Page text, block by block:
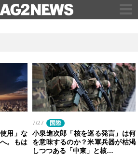
用」な
。もは
7/27 国際
小泉進次郎「核を巡る発言」は何
を意味するのか？米軍兵器が枯渇
しつつある「中東」と核…